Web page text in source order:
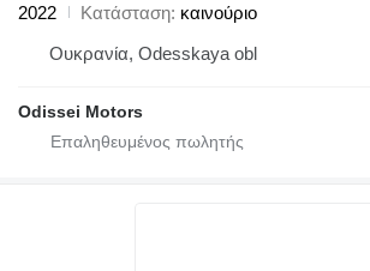
2022
Κατάσταση καινούριο
Ουκρανία, Odesskaya obl
Odissei Motors